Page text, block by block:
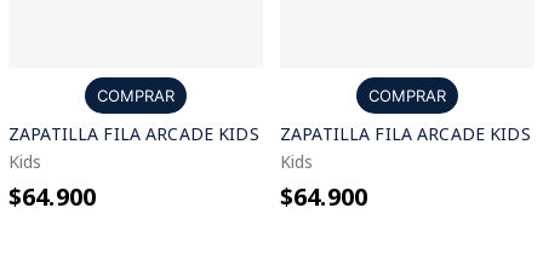
COMPRAR
ZAPATILLA FILA ARCADE KIDS
Kids
$64.900
COMPRAR
ZAPATILLA FILA ARCADE KIDS
Kids
$64.900